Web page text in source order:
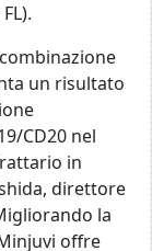
un risultato
CD20 nel
in
direttore
la
offre